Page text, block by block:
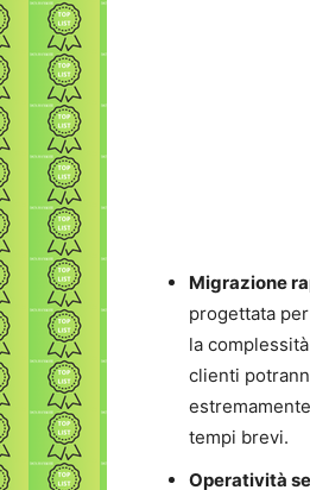
Migrazione
progettata
la
clienti
tempi brevi.
Operatività